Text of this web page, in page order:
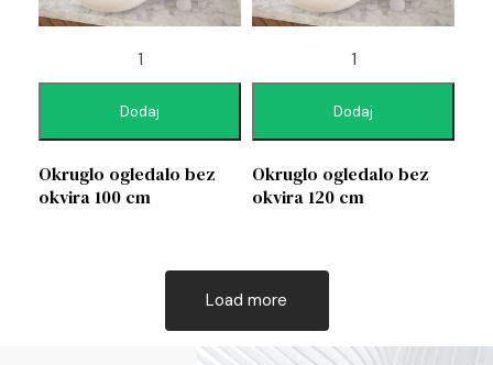
Dodaj
Okruglo ogledalo bez
okvira 100 cm
Dodaj
Okruglo ogledalo bez
okvira 120 cm
Load more